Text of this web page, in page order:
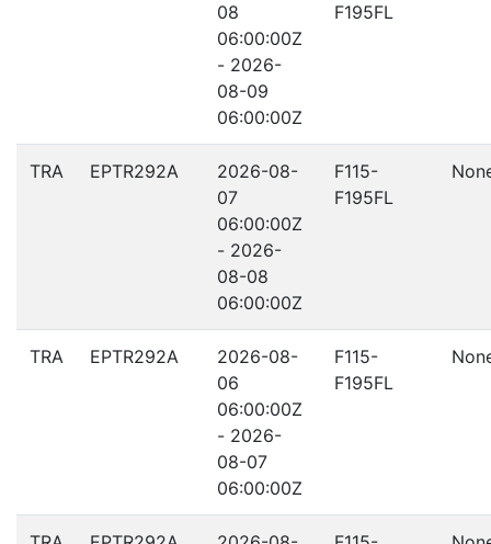
08
06:00:00Z
- 2026-
08-09
06:00:00Z
F195FL
TRA EPTR292A
2026-08-
07
06:00:00Z
- 2026-
08-08
06:00:00Z
F115-
F195FL
TRA EPTR292A
2026-08-
06
06:00:00Z
- 2026-
08-07
06:00:00Z
F115-
F195FL